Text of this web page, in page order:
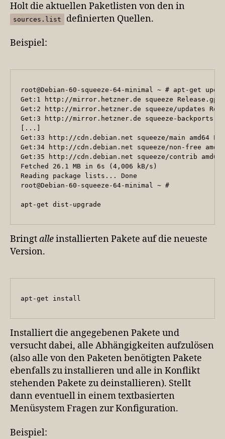
Holt die aktuellen Paketlisten von den in
sources.list definierten Quellen.
Beispiel:
root@Debian-60-squeeze-64-minimal ~ # apt-get
Get:1 http://mirror.hetzner.de squeeze
Get:2 http://mirror.hetzner.de squeeze/updates
Get:3 http://mirror.hetzner.de squeeze-
[...]
Get:33 http://cdn.debian.net squeeze/main
Get:34 http://cdn.debian.net squeeze/non-free
Get:35 http://cdn.debian.net squeeze/contrib amd64
Fetched 26.1 MB in
Reading package lists... Done
root@Debian-60-squeeze-64-minimal ~ #
apt-get dist-upgrade
Bringtalleinstallierten Pakete auf die neueste
Version.
apt-get install
Installiert die angegebenen Pakete und
versucht dabei, alle Abhängigkeiten aufzulösen
(also alle von den Paketen benötigten Pakete
ebenfalls zu installieren und alle in Konflikt
stehenden Pakete zu deinstallieren). Stellt
dann eventuell in einem textbasierten
Menüsystem Fragen zur Konfiguration.
Beispiel: